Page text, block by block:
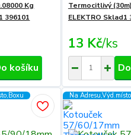
Kg
396101
košíku
Termocitlivý
ELEKTRO Sklad1
13 Kč/ks
Na